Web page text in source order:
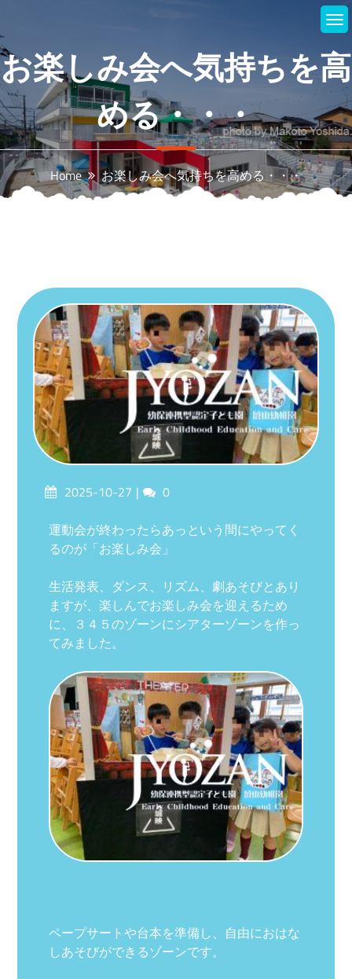
content
お楽しみ会へ気持ちを高
める・・・
Home お楽しみ会へ気持ちを高める・・・
Posted2025-10-27 Comments
0
運動会が終わったらあっという間にやってく
るのが「お楽しみ会」
生活発表、ダンス、リズム、劇あそびとあり
ますが、楽しんでお楽しみ会を迎えるため
に、３４５のゾーンにシアターゾーンを作っ
てみました。
ペープサートや台本を準備し、自由におはな
しあそびができるゾーンです。